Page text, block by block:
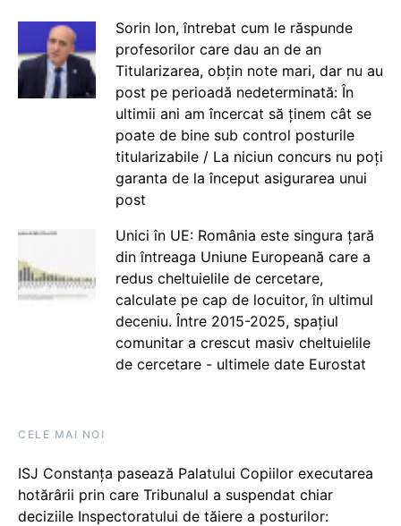
Sorin Ion, întrebat cum le răspunde
profesorilor care dau an de an
Titularizarea, obțin note mari, dar nu au
post pe perioadă nedeterminată: În
ultimii ani am încercat să ținem cât se
poate de bine sub control posturile
titularizabile / La niciun concurs nu poți
garanta de la început asigurarea unui
post
Unici în UE: România este singura țară
din întreaga Uniune Europeană care a
redus cheltuielile de cercetare,
calculate pe cap de locuitor, în ultimul
deceniu. Între 2015-2025, spațiul
comunitar a crescut masiv cheltuielile
de cercetare - ultimele date Eurostat
CELE MAI NOI
ISJ Constanța pasează Palatului Copiilor executarea
hotărârii prin care Tribunalul a suspendat chiar
deciziile Inspectoratului de tăiere a posturilor: